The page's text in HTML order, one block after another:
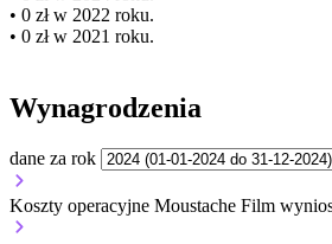
• 0 zł w 2022 roku.
• 0 zł w 2021 roku.
Wynagrodzenia
dane za rok
Koszty operacyjne Moustache Film